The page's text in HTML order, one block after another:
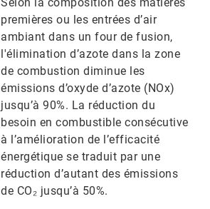
premières ou les entrées d’air
ambiant dans un four de fusion,
l'élimination d’azote dans la zone
de combustion diminue les
émissions d’oxyde d’azote (NOx)
jusqu’à 90%. La réduction du
besoin en combustible consécutive
à l’amélioration de l’efficacité
énergétique se traduit par une
réduction d’autant des émissions
de CO₂ jusqu’à 50%.